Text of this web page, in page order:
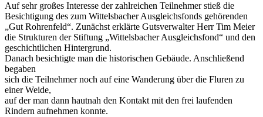
Auf sehr großes Interesse der zahlreichen Teilnehmer stieß die
Besichtigung des zum Wittelsbacher Ausgleichsfonds gehörenden
„Gut Rohrenfeld“. Zunächst erklärte Gutsverwalter Herr Tim Meier
die Strukturen der Stiftung „Wittelsbacher Ausgleichsfond“ und den
geschichtlichen Hintergrund.
Danach besichtigte man die historischen Gebäude. Anschließend
begaben
sich die Teilnehmer noch auf eine Wanderung über die Fluren zu
einer Weide,
auf der man dann hautnah den Kontakt mit den frei laufenden
Rindern aufnehmen konnte.